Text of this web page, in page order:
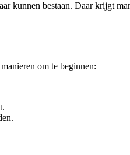
kunnen bestaan. Daar krijgt
om te beginnen: